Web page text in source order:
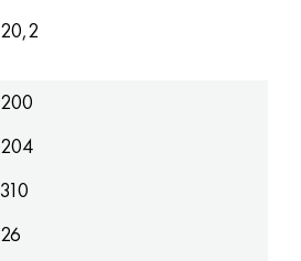
20,2
200
204
310
26